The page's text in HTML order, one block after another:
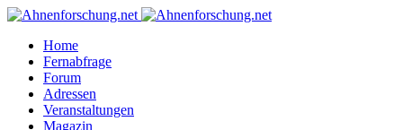
Home
Fernabfrage
Forum
Adressen
Veranstaltungen
Magazin